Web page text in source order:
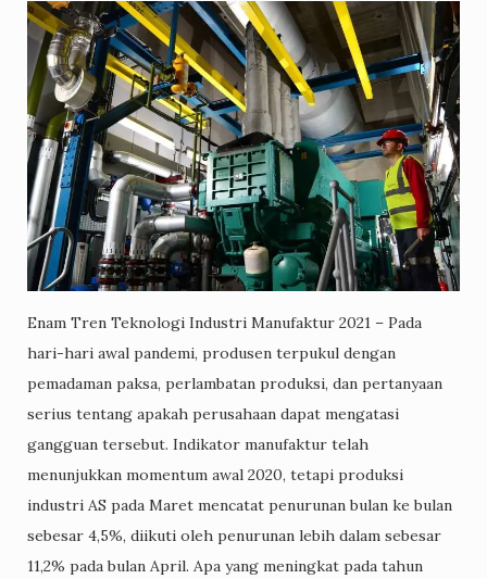
Enam Tren Teknologi Industri Manufaktur 2021 – Pada
hari-hari awal pandemi, produsen terpukul dengan
pemadaman paksa, perlambatan produksi, dan pertanyaan
serius tentang apakah perusahaan dapat mengatasi
gangguan tersebut. Indikator manufaktur telah
menunjukkan momentum awal 2020, tetapi produksi
industri AS pada Maret mencatat penurunan bulan ke bulan
sebesar 4,5%, diikuti oleh penurunan lebih dalam sebesar
11,2% pada bulan April. Apa yang meningkat pada tahun